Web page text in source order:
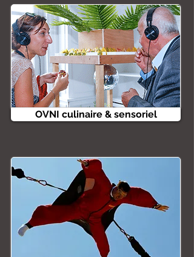
OVNI culinaire & sensoriel